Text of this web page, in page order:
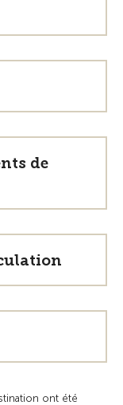
de
ont été